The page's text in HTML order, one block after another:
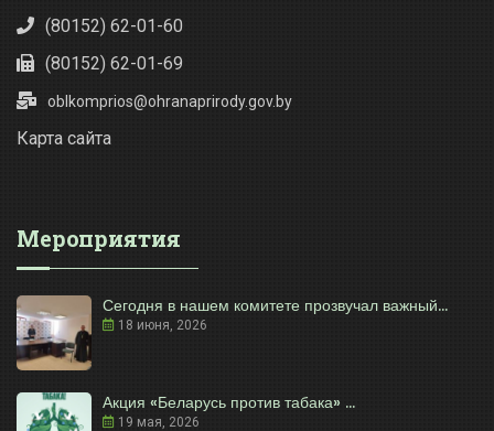
(80152) 62-01-60
(80152) 62-01-69
oblkomprios@ohranaprirody.gov.by
Карта сайта
Мероприятия
Сегодня в нашем комитете прозвучал важный...
18 июня, 2026
Акция «Беларусь против табака» ...
19 мая, 2026